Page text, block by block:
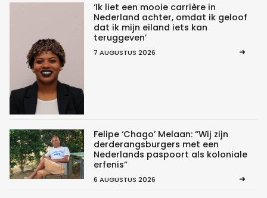
‘Ik liet een mooie carrière in
Nederland achter, omdat ik geloof
dat ik mijn eiland iets kan
teruggeven’
7 AUGUSTUS 2026
Felipe ‘Chago’ Melaan: “Wij zijn
derderangsburgers met een
Nederlands paspoort als koloniale
erfenis”
6 AUGUSTUS 2026